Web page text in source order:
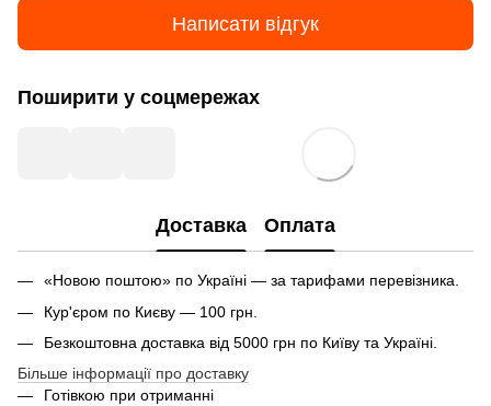
Написати відгук
Поширити у соцмережах
Доставка Оплата
«Новою поштою» по Україні — за тарифами перевізника.
Кур'єром по Києву — 100 грн.
Безкоштовна доставка від 5000 грн по Київу та Україні.
Більше інформації про доставку
Готівкою при отриманні